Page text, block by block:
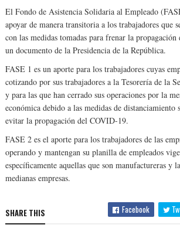
El Fondo de Asistencia Soli­daria al Empleado
apoyar de manera transitoria a los trabajadores que
con las medi­das tomadas para frenar la
un documento de la Presidencia de la República.
FASE 1 es un aporte para los trabajadores cuyas
coti­zando por sus trabajadores a la Tesorería de la
y para las que han cerrado sus opera­ciones por la
económica debido a las medidas de distanciamien­to
evitar la propagación del COVID-19.
FASE 2 es el aporte para los trabajadores de las
ope­rando y mantengan su pla­nilla de empleados
específicamen­te aquellas que son ma­nufactureras y
medianas em­presas.
SHARE THIS Facebook